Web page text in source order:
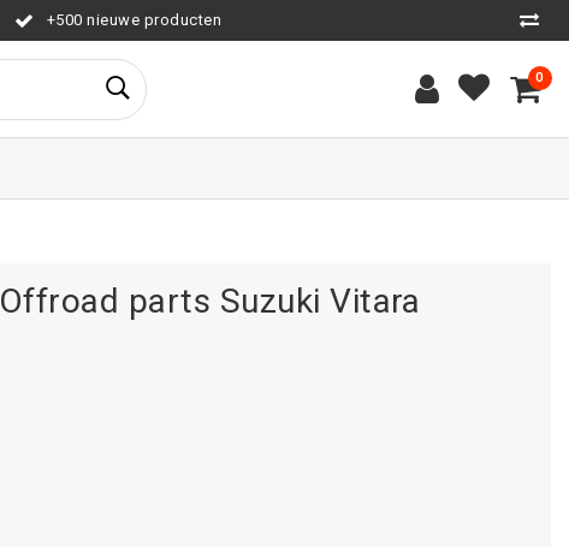
+500 nieuwe producten
0
Offroad parts Suzuki Vitara